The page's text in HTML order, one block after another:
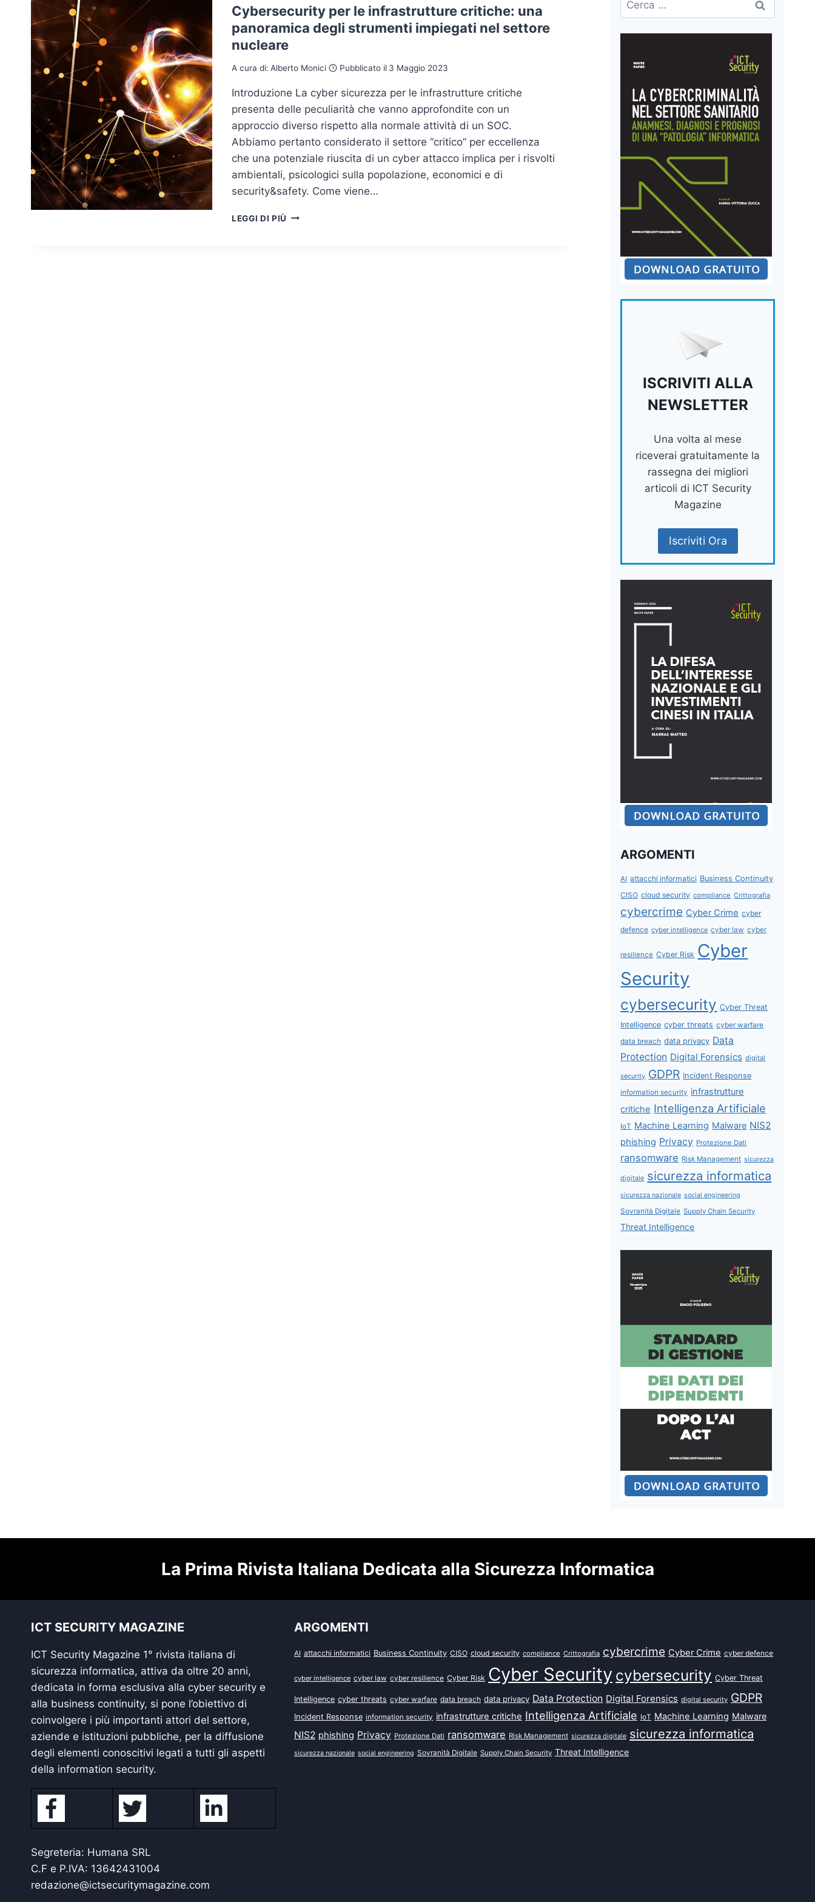
Cybersecurity per le infrastrutture critiche: una
panoramica degli strumenti impiegati nel settore
nucleare
A cura di: Alberto Monici Pubblicato il 3 Maggio 2023
Introduzione La cyber sicurezza per le infrastrutture critiche
presenta delle peculiarità che vanno approfondite con un
approccio diverso rispetto alla normale attività di un SOC.
Abbiamo pertanto considerato il settore “critico” per eccellenza
che una potenziale riuscita di un cyber attacco implica per i risvolti
ambientali, psicologici sulla popolazione, economici e di
security&safety. Come viene…
LEGGI DI PIÙ CYBERSECURITY
per:
ISCRIVITI ALLA
NEWSLETTER
Una volta al mese
riceverai gratuitamente la
rassegna dei migliori
articoli di ICT Security
Magazine
Iscriviti Ora
ARGOMENTI
AI attacchi informatici Business Continuity
CISO cloud security compliance Crittografia
cybercrime Cyber Crime cyber
defence cyber intelligence cyber law cyber
resilience Cyber Risk Cyber
Security
cybersecurity Cyber Threat
Intelligence cyber threats cyber warfare
data breach data privacy Data
Protection Digital Forensics digital
security GDPR Incident Response
information security infrastrutture
critiche Intelligenza Artificiale
IoT Machine Learning Malware NIS2
phishing Privacy Protezione Dati
ransomware Risk Management sicurezza
digitale sicurezza informatica
sicurezza nazionale social engineering
Sovranità Digitale Supply Chain Security
Threat Intelligence
La Prima Rivista Italiana Dedicata alla Sicurezza Informatica
ICT SECURITY MAGAZINE
ICT Security Magazine 1° rivista italiana di
sicurezza informatica, attiva da oltre 20 anni,
dedicata in forma esclusiva alla cyber security e
alla business continuity, si pone l’obiettivo di
coinvolgere i più importanti attori del settore,
aziende e istituzioni pubbliche, per la diffusione
degli elementi conoscitivi legati a tutti gli aspetti
della information security.
Segreteria: Humana SRL
C.F e P.IVA: 13642431004
redazione@ictsecuritymagazine.com
ARGOMENTI
AI attacchi informatici Business Continuity CISO cloud security compliance Crittografia cybercrime Cyber Crime cyber defence
cyber intelligence cyber law cyber resilience Cyber Risk Cyber Security cybersecurity Cyber Threat
Intelligence cyber threats cyber warfare data breach data privacy Data Protection Digital Forensics digital security GDPR
Incident Response information security infrastrutture critiche Intelligenza Artificiale IoT Machine Learning Malware
NIS2 phishing Privacy Protezione Dati ransomware Risk Management sicurezza digitale sicurezza informatica
sicurezza nazionale social engineering Sovranità Digitale Supply Chain Security Threat Intelligence